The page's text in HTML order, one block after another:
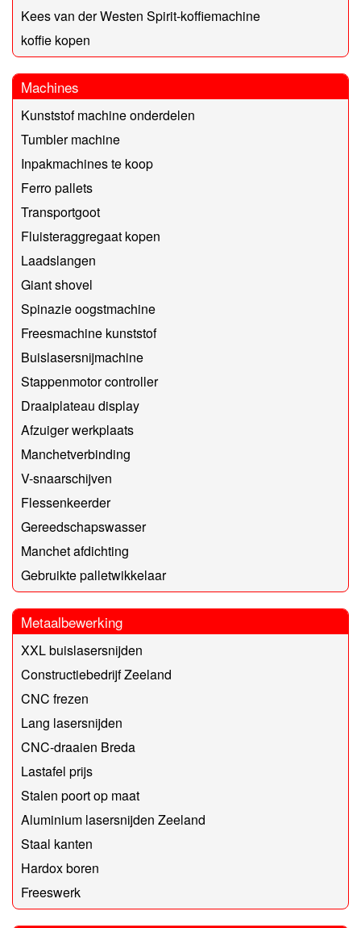
Kees van der Westen Spirit-koffiemachine
koffie kopen
Machines
Kunststof machine onderdelen
Tumbler machine
Inpakmachines te koop
Ferro pallets
Transportgoot
Fluisteraggregaat kopen
Laadslangen
Giant shovel
Spinazie oogstmachine
Freesmachine kunststof
Buislasersnijmachine
Stappenmotor controller
Draaiplateau display
Afzuiger werkplaats
Manchetverbinding
V-snaarschijven
Flessenkeerder
Gereedschapswasser
Manchet afdichting
Gebruikte palletwikkelaar
Metaalbewerking
XXL buislasersnijden
Constructiebedrijf Zeeland
CNC frezen
Lang lasersnijden
CNC-draaien Breda
Lastafel prijs
Stalen poort op maat
Aluminium lasersnijden Zeeland
Staal kanten
Hardox boren
Freeswerk